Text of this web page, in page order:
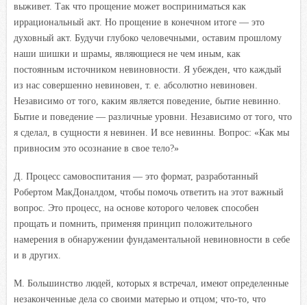
выживет. Так что прощение может восприниматься как
иррациональный акт. Но прощение в конечном итоге — это
духовный акт. Будучи глубоко человечными, оставим прошлому
наши шишки и шрамы, являющиеся не чем иным, как
постоянным источником невиновности. Я убежден, что каждый
из нас совершенно невиновен, т. е. абсолютно невиновен.
Независимо от того, каким является поведение, бытие невинно.
Бытие и поведение — различные уровни. Независимо от того, что
я сделал, в сущности я невинен. И все невинны. Вопрос: «Как мы
привносим это осознание в свое тело?»
Д. Процесс самовоспитания — это формат, разработанный
Робертом МакДоналдом, чтобы помочь ответить на этот важный
вопрос. Это процесс, на основе которого человек способен
прощать и помнить, применяя принцип положительного
намерения в обнаружении фундаментальной невиновности в себе
и в других.
М. Большинство людей, которых я встречал, имеют определенные
незаконченные дела со своими матерью и отцом; что-то, что